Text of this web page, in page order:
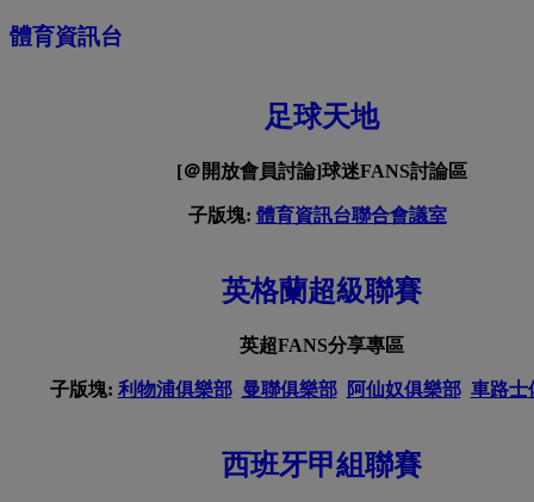
體育資訊台
足球天地
[＠開放會員討論]球迷FANS討論區
子版塊: 體育資訊台聯合會議室
英格蘭超級聯賽
英超FANS分享專區
子版塊: 利物浦俱樂部 曼聯俱樂部 阿仙奴俱樂部 車路士
西班牙甲組聯賽